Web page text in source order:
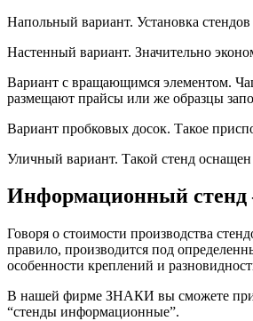
Напольный вариант. Установка
Настенный вариант. Значительно
Вариант с вращающимся элементом.
размещают прайсы или же образцы
Вариант пробковых досок. Такое
Уличный вариант. Такой стенд
Информационный стенд
Говоря о стоимости производства
правило, производится под
особенности креплений и
В нашей фирме ЗНАКИ вы сможете
“стенды информационные”.